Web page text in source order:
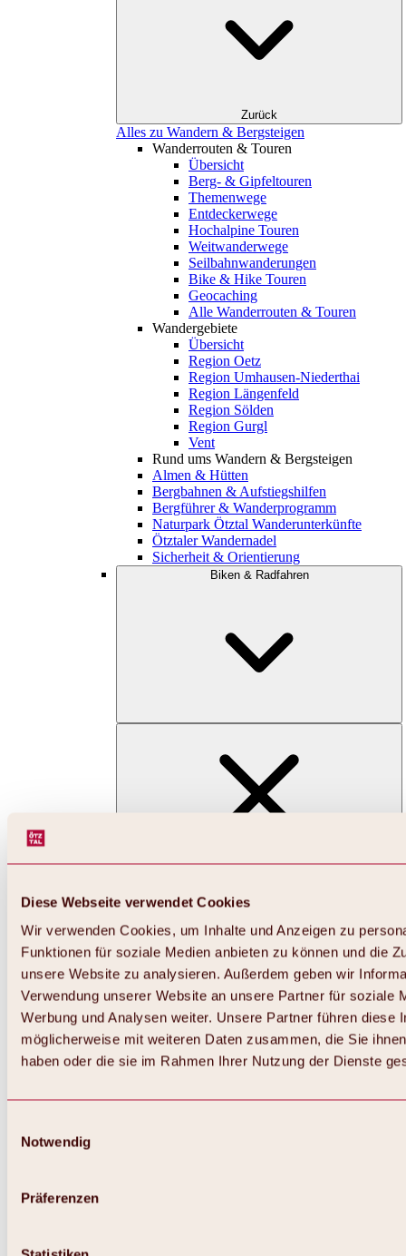
Diese Webseite verwendet Cookies
Wir verwenden Cookies, um Inhalte und Anzeigen zu
Funktionen für soziale Medien anbieten zu können und die
unsere Website zu analysieren. Außerdem geben wir
Verwendung unserer Website an unsere Partner für soziale
Werbung und Analysen weiter. Unsere Partner führen diese
möglicherweise mit weiteren Daten zusammen, die Sie
haben oder die sie im Rahmen Ihrer Nutzung der Dienste
Notwendig
Präferenzen
Zurück
Alles zu Wandern & Bergsteigen
Wanderrouten & Touren
Übersicht
Berg- & Gipfeltouren
Themenwege
Entdeckerwege
Hochalpine Touren
Weitwanderwege
Seilbahnwanderungen
Bike & Hike Touren
Geocaching
Alle Wanderrouten & Touren
Wandergebiete
Übersicht
Region Oetz
Region Umhausen-Niederthai
Region Längenfeld
Region Sölden
Region Gurgl
Vent
Rund ums Wandern & Bergsteigen
Almen & Hütten
Bergbahnen & Aufstiegshilfen
Bergführer & Wanderprogramm
Naturpark Ötztal Wanderunterkünfte
Ötztaler Wandernadel
Sicherheit & Orientierung
Biken & Radfahren